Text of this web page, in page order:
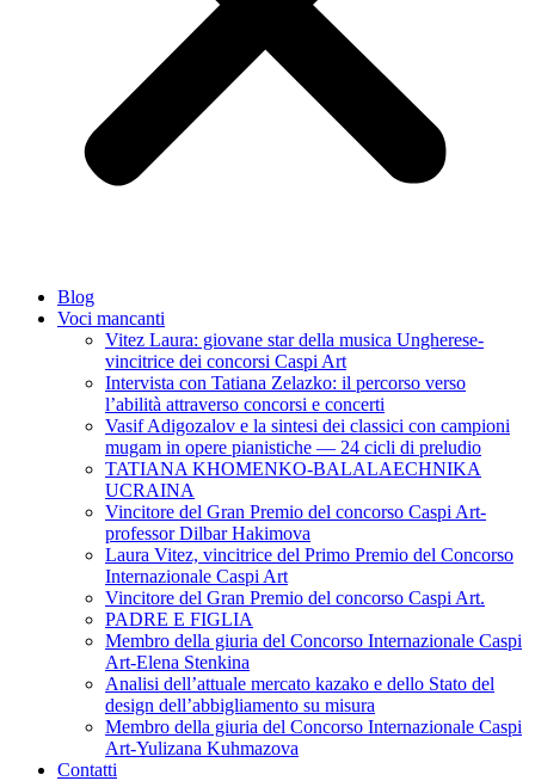
Blog
Voci mancanti
Vitez Laura: giovane star della musica Ungherese-
vincitrice dei concorsi Caspi Art
Intervista con Tatiana Zelazko: il percorso verso
l’abilità attraverso concorsi e concerti
Vasif Adigozalov e la sintesi dei classici con campioni
mugam in opere pianistiche — 24 cicli di preludio
TATIANA KHOMENKO-BALALAECHNIKA
UCRAINA
Vincitore del Gran Premio del concorso Caspi Art-
professor Dilbar Hakimova
Laura Vitez, vincitrice del Primo Premio del Concorso
Internazionale Caspi Art
Vincitore del Gran Premio del concorso Caspi Art.
PADRE E FIGLIA
Membro della giuria del Concorso Internazionale Caspi
Art-Elena Stenkina
Analisi dell’attuale mercato kazako e dello Stato del
design dell’abbigliamento su misura
Membro della giuria del Concorso Internazionale Caspi
Art-Yulizana Kuhmazova
Contatti